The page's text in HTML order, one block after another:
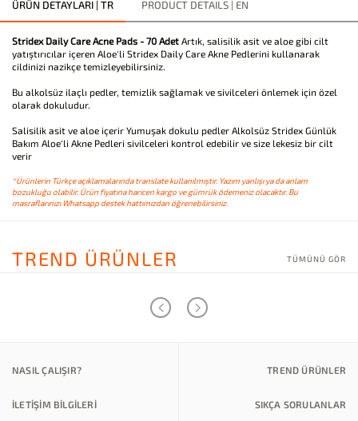
ÜRÜN DETAYLARI | TR PRODUCT DETAILS | EN
Stridex Daily Care Acne Pads - 70 Adet Artık, salisilik asit ve aloe gibi cilt
yatıştırıcılar içeren Aloe'li Stridex Daily Care Akne Pedlerini kullanarak
cildinizi nazikçe temizleyebilirsiniz.
Bu alkolsüz ilaçlı pedler, temizlik sağlamak ve sivilceleri önlemek için özel
olarak dokuludur.
Salisilik asit ve aloe içerir Yumuşak dokulu pedler Alkolsüz Stridex Günlük
Bakım Aloe'li Akne Pedleri sivilceleri kontrol edebilir ve size lekesiz bir cilt
verir
*Ürünlerin Türkçe açıklamalarında translate kullanılmıştır. Yazım yanlışı ya da anlam
bozukluğu olabilir. Ürün fiyatına haricen kargo ve gümrük ödemeniz olacaktır. Bu
masraflarınızı Whatsapp destek hattımızdan öğrenebilirsiniz.
TREND ÜRÜNLER TÜMÜNÜ GÖR
NASIL ÇALIŞIR? TREND ÜRÜNLER
İLETİŞİM BİLGİLERİ SIKÇA SORULANLAR